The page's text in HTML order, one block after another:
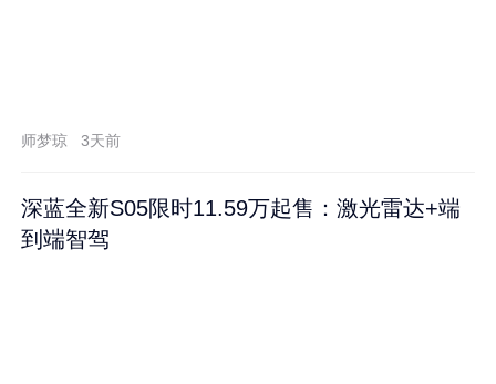
师梦琼 3天前
深蓝全新S05限时11.59万起售：激光雷达+端
到端智驾